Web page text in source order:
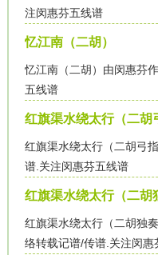
注闵惠芬五线谱
忆江南（二胡）
忆江南（二胡）由闵惠芬
五线谱
红旗渠水绕太行（二胡
红旗渠水绕太行（二胡弓
谱.关注闵惠芬五线谱
红旗渠水绕太行（二胡
红旗渠水绕太行（二胡独
络转载记谱/传谱.关注闵惠